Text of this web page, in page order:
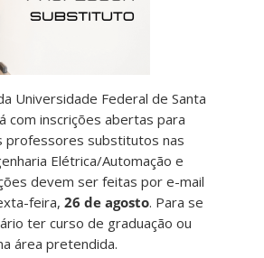
Universidade Federal de Santa
com inscrições abertas para
professores substitutos nas
Elétrica/Automação e
devem ser feitas por e-mail
feira,26 de agosto. Para se
ter curso de graduação ou
área pretendida.